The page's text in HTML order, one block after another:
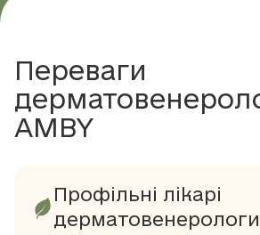
Переваги
AMBY
Профільні лікарі
дерматовенерологи